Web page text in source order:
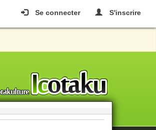
Se connecter S'inscrire